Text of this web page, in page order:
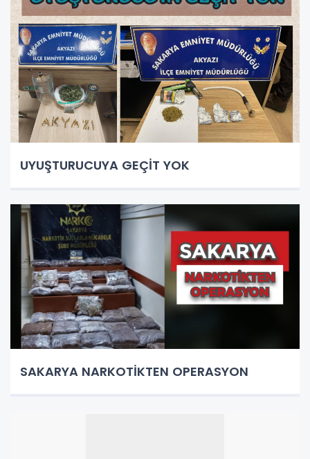
UYUŞTURUCUYA GEÇİT YOK
SAKARYA NARKOTİKTEN OPERASYON